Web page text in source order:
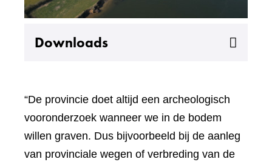
Downloads
Uitklappen
“De provincie doet altijd een archeologisch
vooronderzoek wanneer we in de bodem
willen graven. Dus bijvoorbeeld bij de aanleg
van provinciale wegen of verbreding van de